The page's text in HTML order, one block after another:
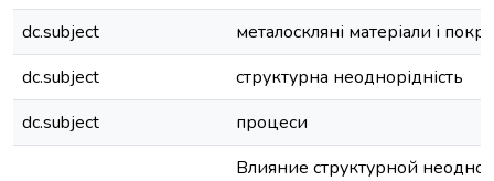
dc.subject
металоскляні матеріали і
dc.subject
структурна неоднорідність
dc.subject
процеси
Влияние структурной